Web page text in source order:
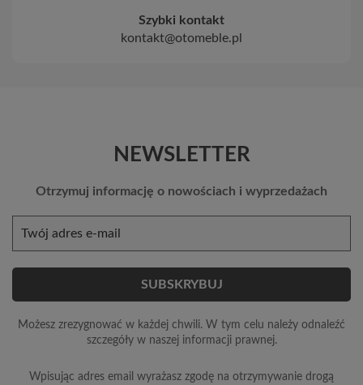
Szybki kontakt
kontakt@otomeble.pl
NEWSLETTER
Otrzymuj informację o nowościach i wyprzedażach
Możesz zrezygnować w każdej chwili. W tym celu należy odnaleźć
szczegóły w naszej informacji prawnej.
Wpisując adres email wyrażasz zgodę na otrzymywanie drogą